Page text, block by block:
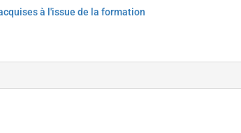
à l'issue de la formation